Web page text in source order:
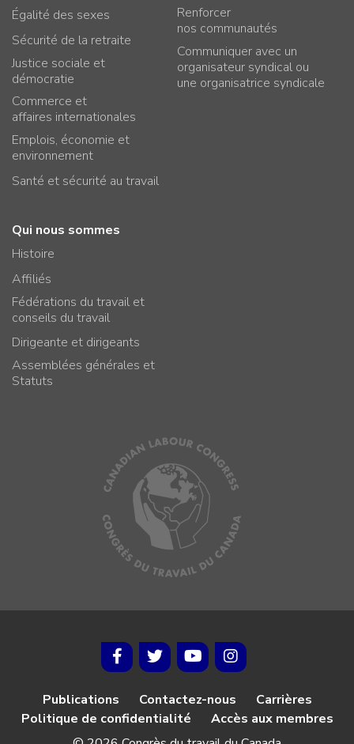
Égalité des sexes
Sécurité de la retraite
Justice sociale et
démocratie
Commerce et
affaires internationales
Emplois, économie et
environnement
Santé et sécurité au travail
Renforcer
nos communautés
Communiquer avec un
organisateur syndical ou
une organisatrice syndicale
Qui nous sommes
Histoire
Affiliés
Fédérations du travail et
conseils du travail
Dirigeante et dirigeants
Assemblées générales et
Statuts
Publications Contactez-nous
Carrières
Politique de confidentialité
Accès aux membres